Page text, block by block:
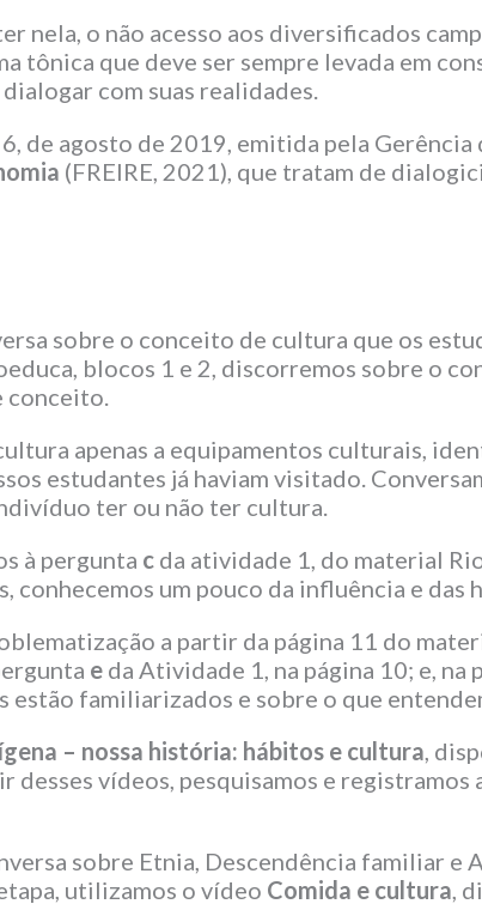
nela, o não acesso aos diversificados
tônica que deve ser sempre levada em
com suas realidades.
de agosto de 2019, emitida pela
(FREIRE, 2021), que tratam de
sobre o conceito de cultura que os
blocos 1 e 2, discorremos sobre o
conceito.
apenas a equipamentos culturais,
estudantes já haviam visitado.
ter ou não ter cultura.
à pergunta c da atividade 1, do material
um pouco da influência e das
a partir da página 11 do
e da Atividade 1, na página 10; e, na
estão familiarizados e sobre o que
– nossa história: hábitos e cultura,
desses vídeos, pesquisamos e
sobre Etnia, Descendência familiar e
utilizamos o vídeo Comida e cultura,